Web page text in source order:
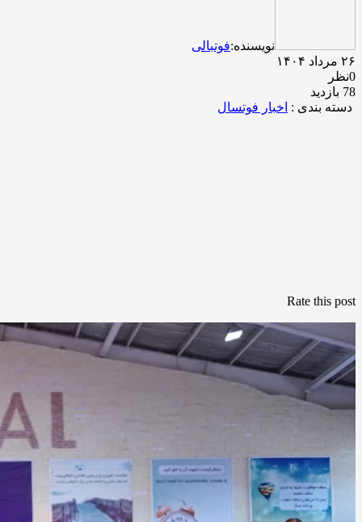
نویسنده:فوتبالی
۲۶ مرداد ۱۴۰۴
0نظر
78 بازدید
دسته بندی : اخبار فوتسال
Rate this post